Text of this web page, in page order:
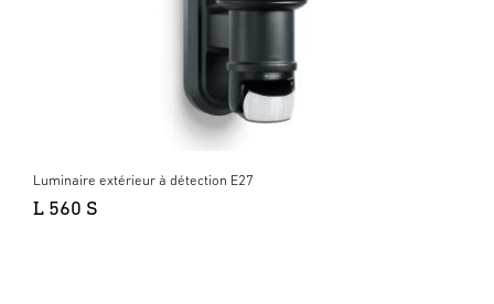
Luminaire extérieur à détection E27
L 560 S